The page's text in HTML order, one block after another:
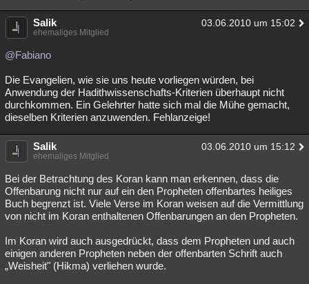
Salik 03.06.2010 um 15:02
ehemaliges Mitglied
@Fabiano
Die Evangelien, wie sie uns heute vorliegen würden, bei
Anwendung der Hadithwissenschafts-Kriterien überhaupt nicht
durchkommen. Ein Gelehrter hatte sich mal die Mühe gemacht,
dieselben Kriterien anzuwenden. Fehlanzeige!
Salik 03.06.2010 um 15:12
ehemaliges Mitglied
Bei der Betrachtung des Koran kann man erkennen, dass die
Offenbarung nicht nur auf ein den Propheten offenbartes heiliges
Buch begrenzt ist. Viele Verse im Koran weisen auf die Vermittlung
von nicht im Koran enthaltenen Offenbarungen an den Propheten.
Im Koran wird auch ausgedrückt, dass dem Propheten und auch
einigen anderen Propheten neben der offenbarten Schrift auch
„Weisheit" (Hikma) verliehen wurde.